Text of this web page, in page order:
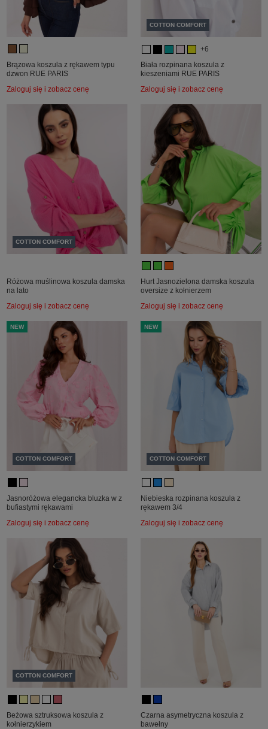
Brązowa koszula z rękawem typu
dzwon RUE PARIS
Zaloguj się i zobacz cenę
COTTON COMFORT
+6
Biała rozpinana koszula z
kieszeniami RUE PARIS
Zaloguj się i zobacz cenę
COTTON COMFORT
Różowa muślinowa koszula damska
na lato
Zaloguj się i zobacz cenę
Hurt Jasnozielona damska koszula
oversize z kołnierzem
Zaloguj się i zobacz cenę
NEW
COTTON COMFORT
Jasnoróżowa elegancka bluzka w z
bufiastymi rękawami
Zaloguj się i zobacz cenę
NEW
COTTON COMFORT
Niebieska rozpinana koszula z
rękawem 3/4
Zaloguj się i zobacz cenę
COTTON COMFORT
Beżowa sztruksowa koszula z
kołnierzykiem
Czarna asymetryczna koszula z
bawełny